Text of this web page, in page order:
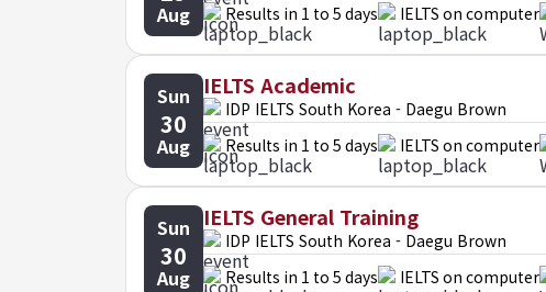
Aug
Results in 1 to 5 days
IELTS on computer
Sun
30
Aug
IELTS Academic
IDP IELTS South Korea - Daegu Brown
Results in 1 to 5 days
IELTS on computer
Sun
30
Aug
IELTS General Training
IDP IELTS South Korea - Daegu Brown
Results in 1 to 5 days
IELTS on computer